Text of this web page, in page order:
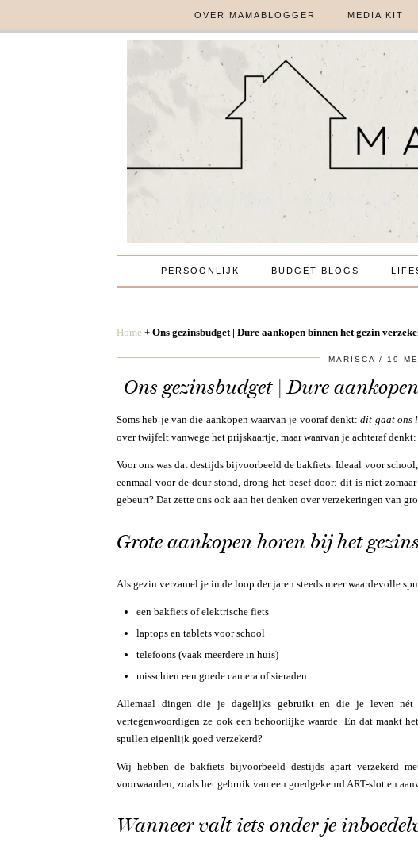
OVER MAMABLOGGER MEDIA KIT
PERSOONLIJK BUDGET BLOGS
Home + Ons gezinsbudget | Dure aankopen binnen het gezin
MARISCA 19
Ons gezinsbudget | Dure
Soms heb je van die aankopen waarvan je vooraf denkt:dit gaat ons
over twijfelt vanwege het prijskaartje, maar waarvan je achteraf
Voor ons was dat destijds bijvoorbeeld de bakfiets. Ideaal voor
eenmaal voor de deur stond, drong het besef door: dit is niet
gebeurt? Dat zette ons ook aan het denken over verzekeringen van
Grote aankopen horen bij het
Als gezin verzamel je in de loop der jaren steeds meer waardevolle
een bakfiets of elektrische fiets
laptops en tablets voor school
telefoons (vaak meerdere in huis)
misschien een goede camera of sieraden
Allemaal dingen die je dagelijks gebruikt en die je leven
vertegenwoordigen ze ook een behoorlijke waarde. En dat maakt
spullen eigenlijk goed verzekerd?
Wij hebben de bakfiets bijvoorbeeld destijds apart verzekerd
voorwaarden, zoals het gebruik van een goedgekeurd ART-slot en
Wanneer valt iets onder je